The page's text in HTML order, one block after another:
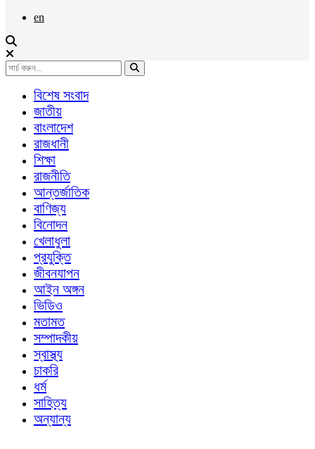
en
বিশেষ সংবাদ
জাতীয়
বাংলাদেশ
রাজধানী
শিক্ষা
রাজনীতি
আন্তর্জাতিক
বাণিজ্য
বিনোদন
খেলাধুলা
প্রযুক্তি
জীবনযাপন
আইন অঙ্গন
ভিডিও
মতামত
সম্পাদকীয়
স্বাস্থ্য
চাকরি
ধর্ম
সাহিত্য
অন্যান্য